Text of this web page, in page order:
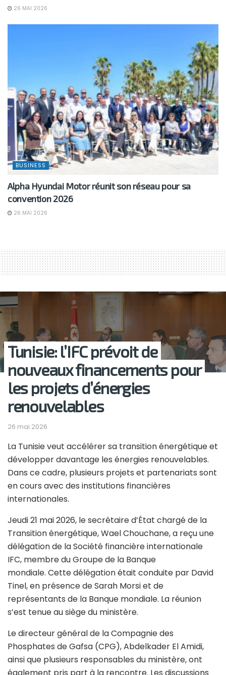
26 MAI 2026
BUSINESS
Alpha Hyundai Motor réunit son réseau pour sa
convention 2026
26 MAI 2026
Tunisie: l’IFC prévoit de
nouveaux financements pour
les projets d’énergies
renouvelables
26 mai 2026
La Tunisie veut accélérer sa transition énergétique et
développer davantage les énergies renouvelables.
Dans ce cadre, plusieurs projets et partenariats sont
en cours avec des institutions financières
internationales.
Jeudi 21 mai 2026, le secrétaire d’État chargé de la
Transition énergétique,Wael Chouchane, a reçu une
délégation de la Société financière internationale
IFC, membre du Groupe de la Banque
mondiale. Cette délégation était conduite par David
Tinel, en présence deSarah Morsiet de
représentants de la Banque mondiale. La réunion
s’est tenue au siège du ministère.
Le directeur général de la Compagnie des
Phosphates de Gafsa (CPG), Abdelkader El Amidi,
ainsi que plusieurs responsables du ministère, ont